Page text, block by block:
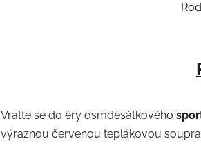
Vraťte se do éry osmdesátkového
výraznou červenou teplákovou